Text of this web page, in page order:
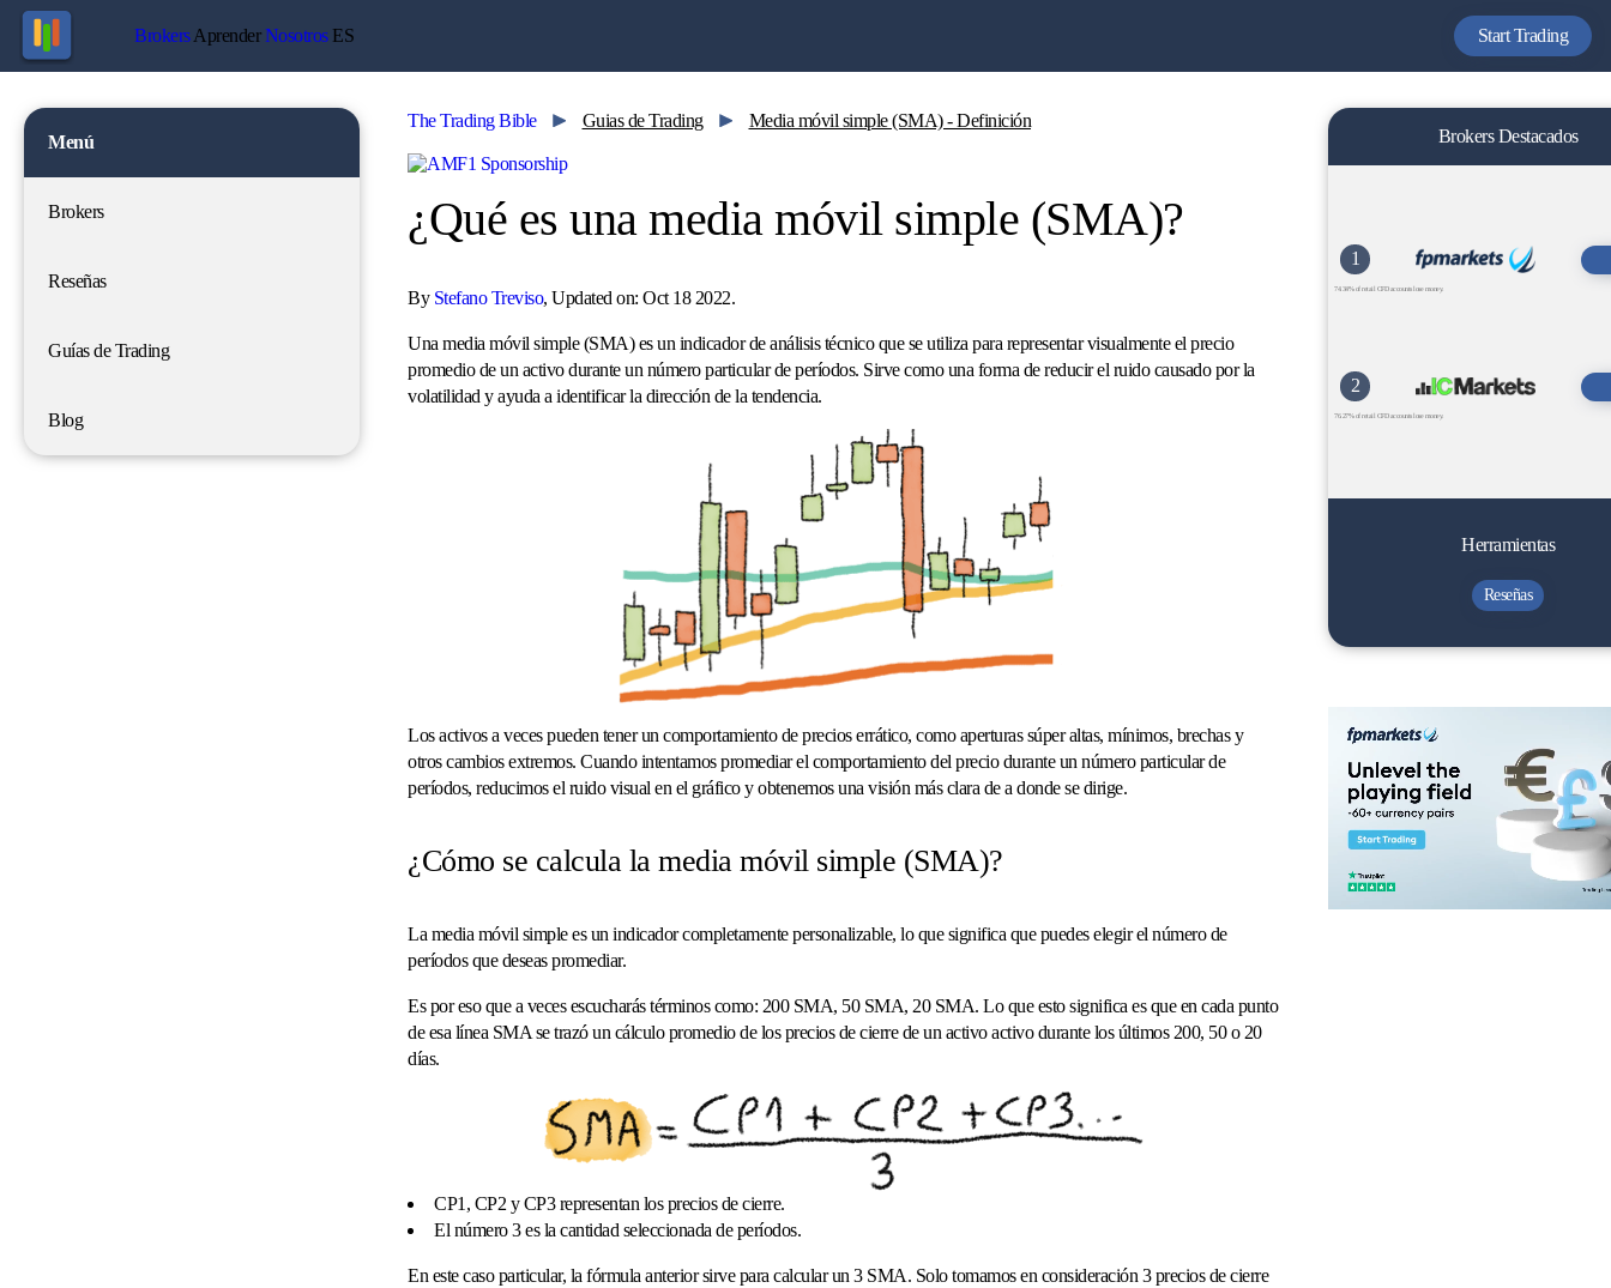
Brokers Aprender Nosotros ES Start Trading
Menú
Brokers
Reseñas
Guías de Trading
Blog
The Trading Bible Guias de Trading Media móvil simple (SMA) - Definición
¿Qué es una media móvil simple (SMA)?
By Stefano Treviso, Updated on: Oct 18 2022.
Una media móvil simple (SMA) es un indicador de análisis técnico que se utiliza para representar visualmente el precio
promedio de un activo durante un número particular de períodos. Sirve como una forma de reducir el ruido causado por la
volatilidad y ayuda a identificar la dirección de la tendencia.
Los activos a veces pueden tener un comportamiento de precios errático, como aperturas súper altas, mínimos, brechas y
otros cambios extremos. Cuando intentamos promediar el comportamiento del precio durante un número particular de
períodos, reducimos el ruido visual en el gráfico y obtenemos una visión más clara de a donde se dirige.
¿Cómo se calcula la media móvil simple (SMA)?
La media móvil simple es un indicador completamente personalizable, lo que significa que puedes elegir el número de
períodos que deseas promediar.
Es por eso que a veces escucharás términos como: 200 SMA, 50 SMA, 20 SMA. Lo que esto significa es que en cada punto
de esa línea SMA se trazó un cálculo promedio de los precios de cierre de un activo activo durante los últimos 200, 50 o 20
días.
CP1, CP2 y CP3 representan los precios de cierre.
El número 3 es la cantidad seleccionada de períodos.
En este caso particular, la fórmula anterior sirve para calcular un 3 SMA. Solo tomamos en consideración 3 precios de cierre
Brokers Destacados
1
74.34% of retail CFD accounts lose money.
2
76.27% of retail CFD accounts lose money.
Herramientas
Reseñas